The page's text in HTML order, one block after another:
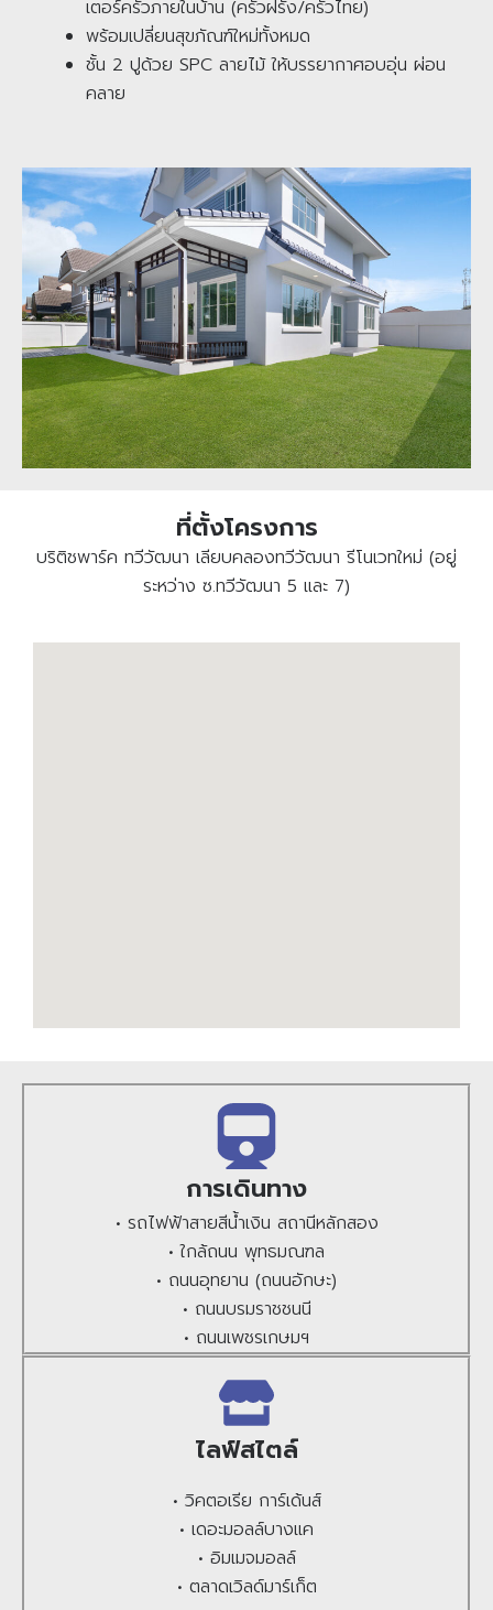
เตอร์ครัวภายในบ้าน (ครัวฝรั่ง/ครัวไทย)
พร้อมเปลี่ยนสุขภัณฑ์ใหม่ทั้งหมด
ชั้น 2 ปูด้วย SPC ลายไม้ ให้บรรยากาศอบอุ่น ผ่อน
คลาย
ที่ตั้งโครงการ
บริติชพาร์ค ทวีวัฒนา เลียบคลองทวีวัฒนา รีโนเวทใหม่ (อยู่
ระหว่าง ซ.ทวีวัฒนา 5 และ 7)
การเดินทาง
• รถไฟฟ้าสายสีน้ำเงิน สถานีหลักสอง
• ใกล้ถนน พุทธมณฑล
• ถนนอุทยาน (ถนนอักษะ)
• ถนนบรมราชชนนี
• ถนนเพชรเกษมฯ
ไลฟ์สไตล์
• วิคตอเรีย การ์เด้นส์
• เดอะมอลล์บางแค
• อิมเมจมอลล์
• ตลาดเวิลด์มาร์เก็ต